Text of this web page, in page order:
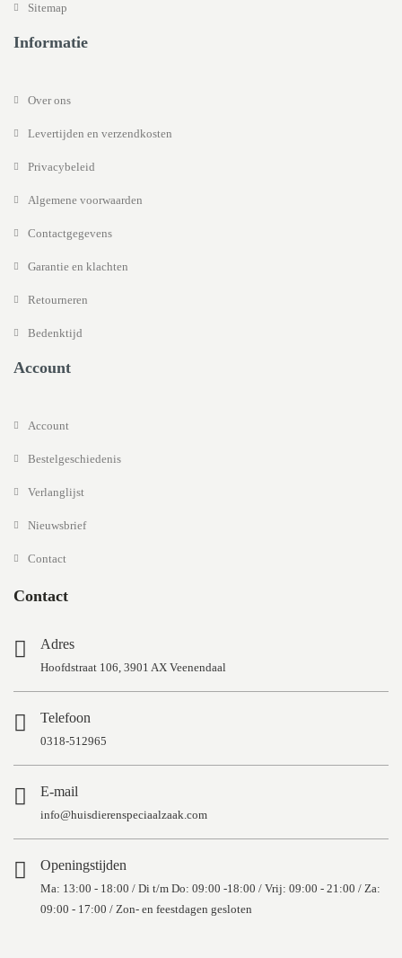
Sitemap
Informatie
Over ons
Levertijden en verzendkosten
Privacybeleid
Algemene voorwaarden
Contactgegevens
Garantie en klachten
Retourneren
Bedenktijd
Account
Account
Bestelgeschiedenis
Verlanglijst
Nieuwsbrief
Contact
Contact
Adres
Hoofdstraat 106, 3901 AX Veenendaal
Telefoon
0318-512965
E-mail
info@huisdierenspeciaalzaak.com
Openingstijden
Ma: 13:00 - 18:00 / Di t/m Do: 09:00 -18:00 / Vrij: 09:00 - 21:00 / Za:
09:00 - 17:00 / Zon- en feestdagen gesloten